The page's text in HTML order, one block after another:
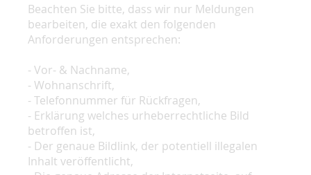
Beachten Sie bitte, dass wir nur Meldungen
bearbeiten, die exakt den folgenden
Anforderungen entsprechen:
- Vor- & Nachname,
- Wohnanschrift,
- Telefonnummer für Rückfragen,
- Erklärung welches urheberrechtliche Bild
betroffen ist,
- Der genaue Bildlink, der potentiell illegalen
Inhalt veröffentlicht,